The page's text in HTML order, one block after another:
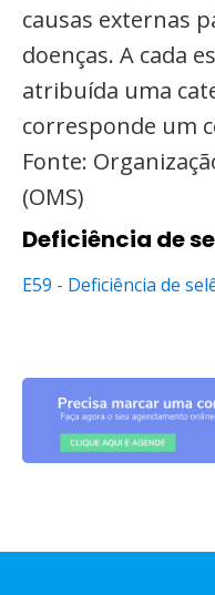
causas externas
doenças. A cada
atribuída uma
corresponde um
Fonte:
(OMS)
Deficiência de
E59 - Deficiência de